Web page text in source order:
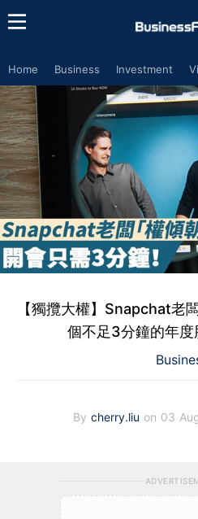
Home Business Investment
【獨攬大權】Snapchat老
個不足3分鐘的年度
By cherry.liu on 03